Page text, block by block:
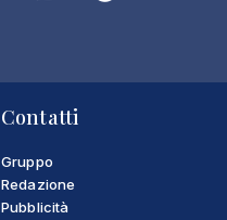
Contatti
Gruppo
Redazione
Pubblicità